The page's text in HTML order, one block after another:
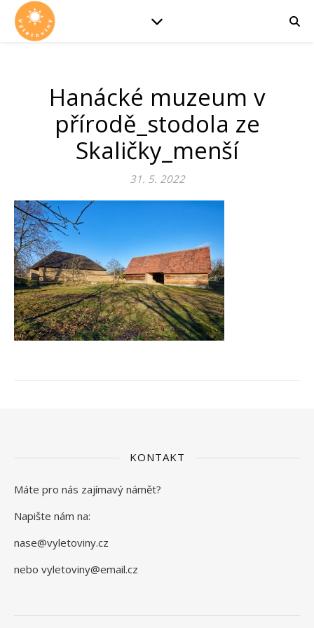
Hanácké muzeum v
přírodě_stodola ze
Skaličky_menší
31. 5. 2022
KONTAKT
Máte pro nás zajímavý námět?
Napište nám na:
nase@vyletoviny.cz
nebo vyletoviny@email.cz